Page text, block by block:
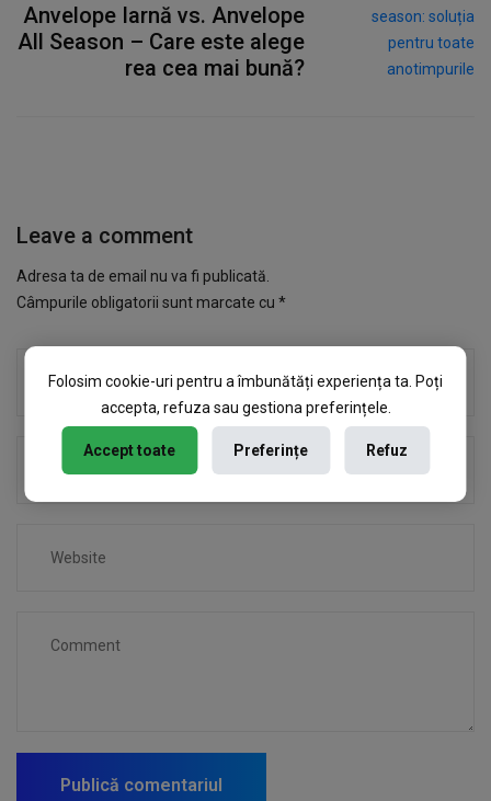
Anvelope Iarnă vs. Anvelope
All Season – Care este alege
rea cea mai bună?
Leave a comment
Adresa ta de email nu va fi publicată.
Câmpurile obligatorii sunt marcate cu *
Folosim cookie-uri pentru a îmbunătăți experiența ta. Poți
accepta, refuza sau gestiona preferințele.
Accept toate Preferințe Refuz